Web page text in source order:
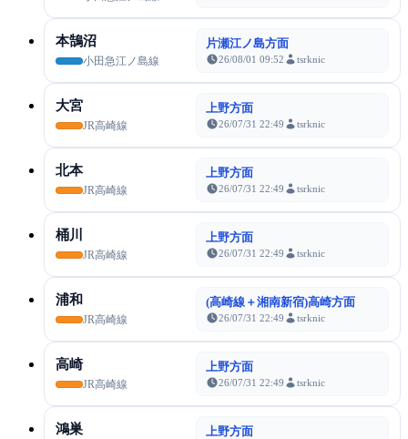
本鵠沼
小田急江ノ島線
片瀬江ノ島方面
26/08/01 09:52 tsrknic
大宮
JR高崎線
上野方面
26/07/31 22:49 tsrknic
北本
JR高崎線
上野方面
26/07/31 22:49 tsrknic
桶川
JR高崎線
上野方面
26/07/31 22:49 tsrknic
浦和
JR高崎線
(高崎線＋湘南新宿)高崎方面
26/07/31 22:49 tsrknic
高崎
JR高崎線
上野方面
26/07/31 22:49 tsrknic
鴻巣 上野方面